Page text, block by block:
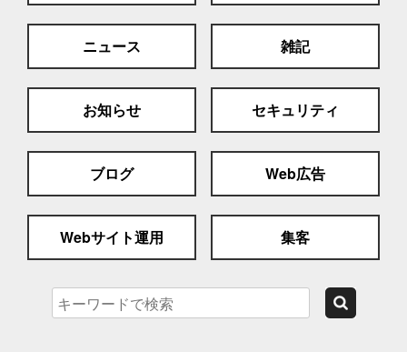
ニュース 雑記
お知らせ セキュリティ
ブログ Web広告
Webサイト運用 集客